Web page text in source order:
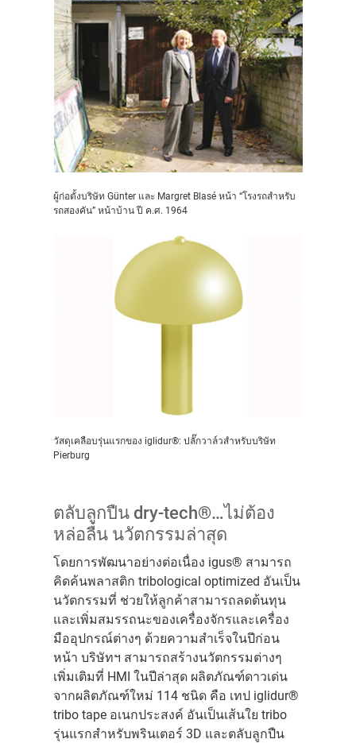
ผู้ก่อตั้งบริษัท Günter และ Margret Blasé หน้า “โรงรถสำหรับ
รถสองคัน” หน้าบ้าน ปี ค.ศ. 1964
วัสดุเคลือบรุ่นแรกของ iglidur®: ปลั๊กวาล์วสำหรับบริษัท
Pierburg
ตลับลูกปืน dry-tech®…ไม่ต้อง
หล่อลื่น นวัตกรรมล่าสุด
โดยการพัฒนาอย่างต่อเนื่อง igus® สามารถ
คิดค้นพลาสติก tribological optimized อันเป็น
นวัตกรรมที่ ช่วยให้ลูกค้าสามารถลดต้นทุน
และเพิ่มสมรรถนะของเครื่องจักรและเครื่อง
มืออุปกรณ์ต่างๆ ด้วยความสำเร็จในปีก่อน
หน้า บริษัทฯ สามารถสร้างนวัตกรรมต่างๆ
เพิ่มเติมที่ HMI ในปีล่าสุด ผลิตภัณฑ์ดาวเด่น
จากผลิตภัณฑ์ใหม่ 114 ชนิด คือ เทป iglidur®
tribo tape อเนกประสงค์ อันเป็นเส้นใย tribo
รุ่นแรกสำหรับพรินเตอร์ 3D และตลับลูกปืน